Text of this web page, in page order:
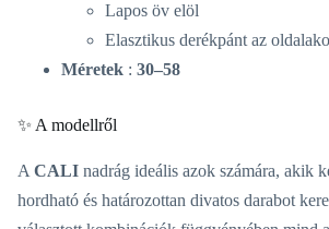
Lapos öv elöl
Elasztikus derékpánt az
Méretek : 30–58
✨ A modellről
A CALI nadrág ideális azok számára, akik
hordható és határozottan divatos darabot